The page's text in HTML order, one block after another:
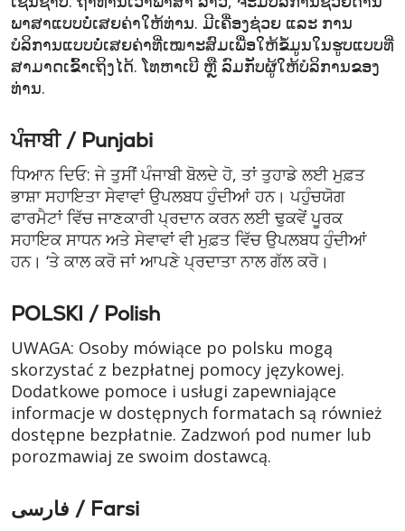
ພາສາແບບບໍ່ເສຍຄ່າໃຫ້ທ່ານ. ມີເຄື່ອງຊ່ວຍ ແລະ ການ
ບໍລິການແບບບໍ່ເສຍຄ່າທີ່ເໝາະສົມເພື່ອໃຫ້ຂໍ້ມູນໃນຮູບແບບທີ່
ສາມາດເຂົ້າເຖິງໄດ້. ໂທຫາເບີ ຫຼື ລົມກັບຜູ້ໃຫ້ບໍລິການຂອງ
ທ່ານ.
ਪੰਜਾਬੀ / Punjabi
ਧਿਆਨ ਦਿਓ: ਜੇ ਤੁਸੀਂ ਪੰਜਾਬੀ ਬੋਲਦੇ ਹੋ, ਤਾਂ ਤੁਹਾਡੇ ਲਈ ਮੁਫ਼ਤ
ਭਾਸ਼ਾ ਸਹਾਇਤਾ ਸੇਵਾਵਾਂ ਉਪਲਬਧ ਹੁੰਦੀਆਂ ਹਨ। ਪਹੁੰਚਯੋਗ
ਫਾਰਮੈਟਾਂ ਵਿੱਚ ਜਾਣਕਾਰੀ ਪ੍ਰਦਾਨ ਕਰਨ ਲਈ ਢੁਕਵੇਂ ਪੂਰਕ
ਸਹਾਇਕ ਸਾਧਨ ਅਤੇ ਸੇਵਾਵਾਂ ਵੀ ਮੁਫ਼ਤ ਵਿੱਚ ਉਪਲਬਧ ਹੁੰਦੀਆਂ
ਹਨ। ‘ਤੇ ਕਾਲ ਕਰੋ ਜਾਂ ਆਪਣੇ ਪ੍ਰਦਾਤਾ ਨਾਲ ਗੱਲ ਕਰੋ।
POLSKI / Polish
UWAGA: Osoby mówiące po polsku mogą
skorzystać z bezpłatnej pomocy językowej.
Dodatkowe pomoce i usługi zapewniające
informacje w dostępnych formatach są również
dostępne bezpłatnie. Zadzwoń pod numer lub
porozmawiaj ze swoim dostawcą.
فارسی / Farsi